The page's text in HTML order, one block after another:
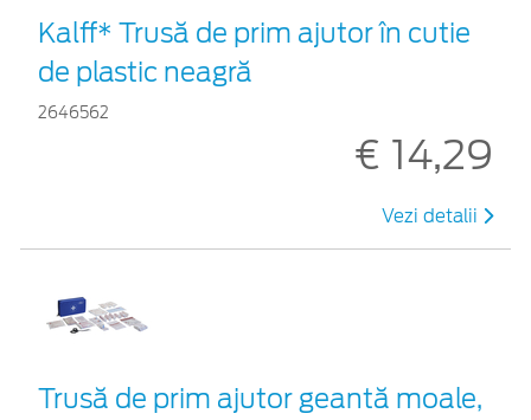
Kalff* Trusă de prim ajutor în cutie
de plastic neagră
2646562
€ 14,29
Vezi detalii
Trusă de prim ajutor geantă moale,